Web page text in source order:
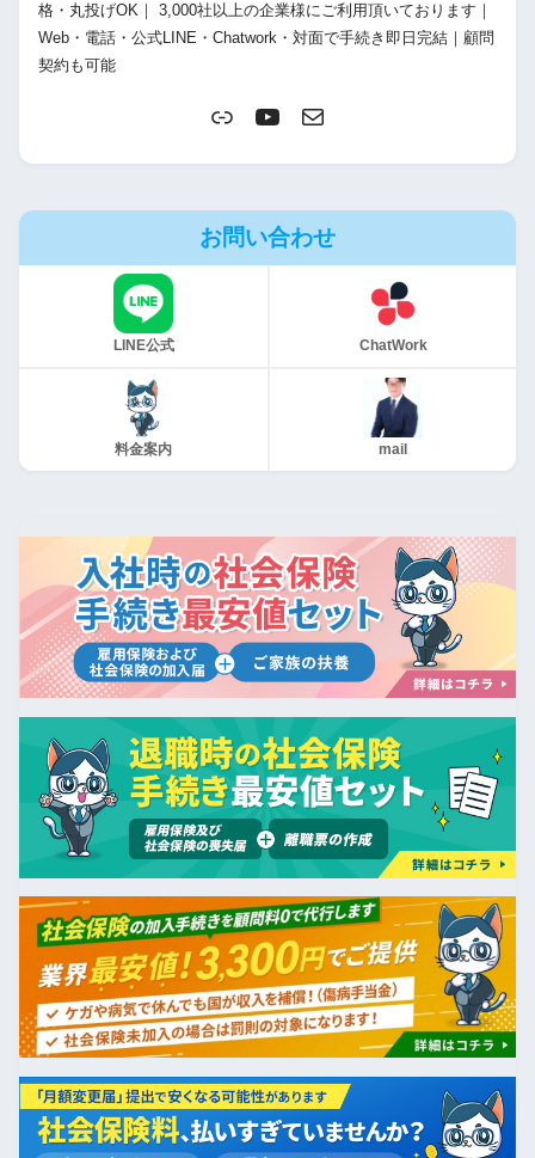
格・丸投げOK｜ 3,000社以上の企業様にご利用頂いております｜
Web・電話・公式LINE・Chatwork・対面で手続き即日完結｜顧問
契約も可能
お問い合わせ
LINE公式 ChatWork
料金案内 mail